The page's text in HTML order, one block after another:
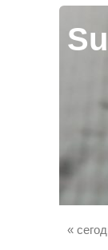
«